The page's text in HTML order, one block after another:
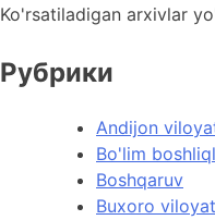
Ko'rsatiladigan arxivlar
Рубрики
Andijon
Bo'lim
Boshqaruv
Buxoro